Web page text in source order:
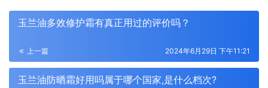
玉兰油多效修护霜有真正用过的评价吗？
上一篇 2024年6月29日 下午11:21
玉兰油防晒霜好用吗属于哪个国家,是什么档次?